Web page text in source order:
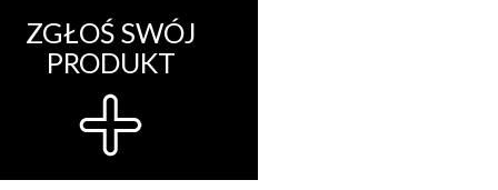
laureata Ars Populi.
jest w nieco
lekko karmelowym
i Ewy przywodzi na myśl
idealny i wolny do trosk.
oświetlona jest
led’ami, dającymi
zachodzącego słońca.
ZGŁOŚ SWÓJ
PRODUKT